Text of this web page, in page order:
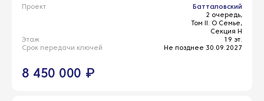
Проект
Батталовский
2 очередь,
Том II. О Семье,
Секция Н
Этаж
19 эт.
Срок передачи ключей
Не позднее 30.09.2027
8 450 000 ₽